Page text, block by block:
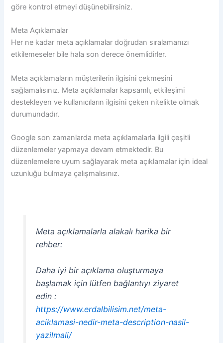
göre kontrol etmeyi düşünebilirsiniz.
Meta Açıklamalar
Her ne kadar meta açıklamalar doğrudan sıralamanızı
etkilemeseler bile hala son derece önemlidirler.
Meta açıklamaların müşterilerin ilgisini çekmesini
sağlamalısınız. Meta açıklamalar kapsamlı, etkileşimi
destekleyen ve kullanıcıların ilgisini çeken nitelikte olmak
durumundadır.
Google son zamanlarda meta açıklamalarla ilgili çeşitli
düzenlemeler yapmaya devam etmektedir. Bu
düzenlemelere uyum sağlayarak meta açıklamalar için ideal
uzunluğu bulmaya çalışmalısınız.
Meta açıklamalarla alakalı harika bir
rehber:
Daha iyi bir açıklama oluşturmaya
başlamak için lütfen bağlantıyı ziyaret
edin :
https://www.erdalbilisim.net/meta-
aciklamasi-nedir-meta-description-nasil-
yazilmali/